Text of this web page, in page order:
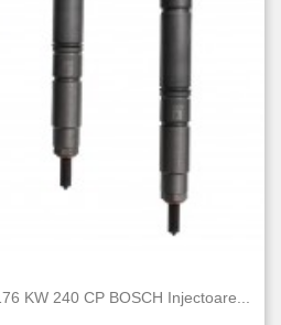
KW 240 CP BOSCH Injectoare...